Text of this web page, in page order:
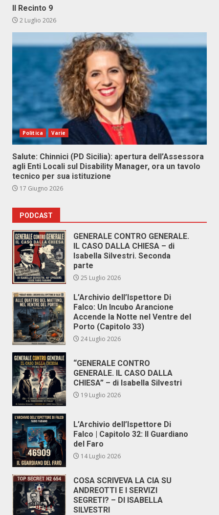
Il Recinto 9
2 Luglio 2026
Politica Varie
Salute: Chinnici (PD Sicilia): apertura dell’Assessora
agli Enti Locali sul Disability Manager, ora un tavolo
tecnico per sua istituzione
17 Giugno 2026
PODCAST
GENERALE CONTRO GENERALE.
IL CASO DALLA CHIESA – di
Isabella Silvestri. Seconda
parte
25 Luglio 2026
L’Archivio dell’Ispettore Di
Falco: Un Incubo Arancione
Accende la Notte nel Ventre del
Porto (Capitolo 33)
24 Luglio 2026
“GENERALE CONTRO
GENERALE. IL CASO DALLA
CHIESA” – di Isabella Silvestri
19 Luglio 2026
L’Archivio dell’Ispettore Di
Falco | Capitolo 32: Il Guardiano
del Faro
14 Luglio 2026
COSA SCRIVEVA LA CIA SU
ANDREOTTI E I SERVIZI
SEGRETI? – DI ISABELLA
SILVESTRI